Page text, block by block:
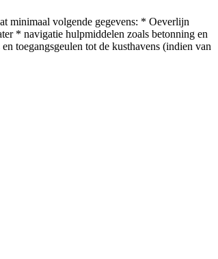
minimaal volgende gegevens: * Oeverlijn
* navigatie hulpmiddelen zoals betonning en
toegangsgeulen tot de kusthavens (indien van